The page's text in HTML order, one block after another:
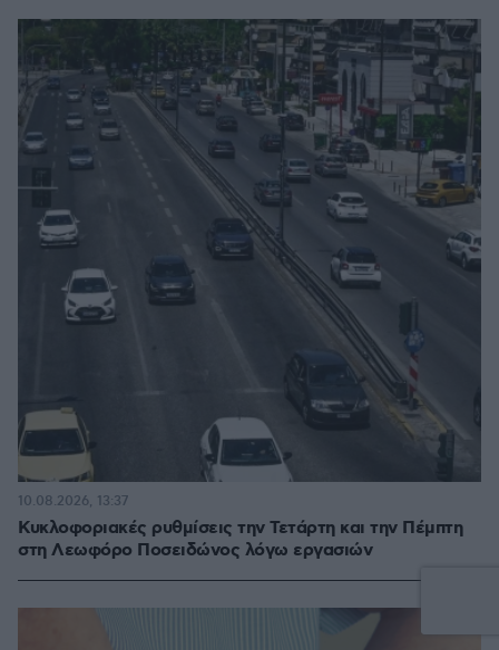
Κυκλοφοριακές ρυθμίσεις την Τετάρτη και την Πέμπτη
στη Λεωφόρο Ποσειδώνος λόγω εργασιών
10.08.2026, 13:37